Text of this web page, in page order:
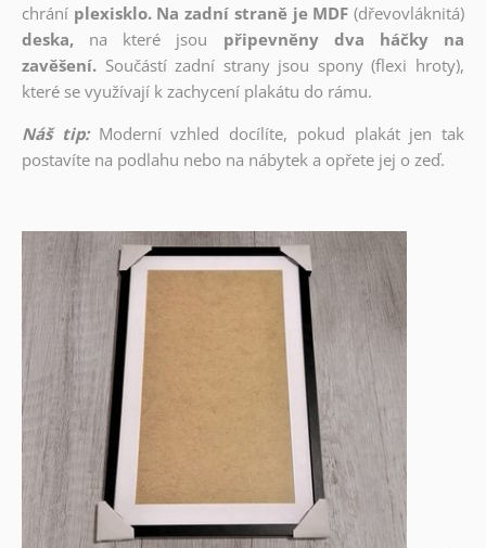
chrání plexisklo. Na zadní straně je MDF (dřevovláknitá)
deska,
na které jsou
připevněny dva háčky na
zavěšení. Součástí zadní strany jsou spony (flexi hroty),
které se využívají k zachycení plakátu do rámu.
Náš tip: Moderní vzhled docílíte, pokud plakát jen tak
postavíte na podlahu nebo na nábytek a opřete jej o zeď.